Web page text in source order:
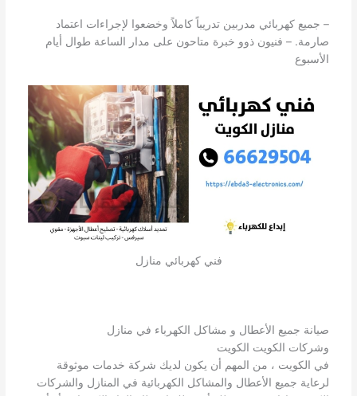
– جميع كهربائي مدربين تدريباً كاملاً وخضعوا لإجراءات اعتماد
صارمة. – فنيون ذوو خبرة متاحون على مدار الساعة طوال أيام
الأسبوع
فني كهربائي منازل
صيانة جميع الأعطال و مشاكل الكهرباء في منازل
وشركات الكويت الكويت
في الكويت ، من المهم أن يكون لديك شركة خدمات موثوقة
لرعاية جميع الأعطال والمشاكل الكهربائية في المنازل والشركات